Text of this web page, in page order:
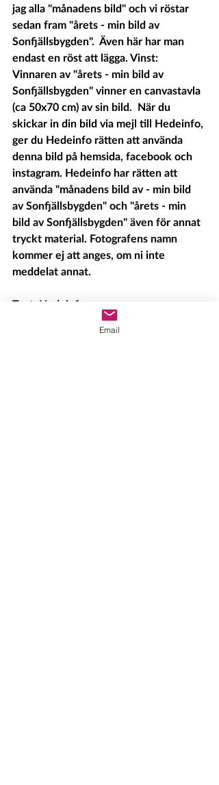
jag alla "månadens bild" och vi röstar
sedan fram "årets - min bild av
Sonfjällsbygden".  Även här har man
endast en röst att lägga. Vinst:
Vinnaren av "årets - min bild av
Sonfjällsbygden" vinner en canvastavla
(ca 50x70 cm) av sin bild.  När du
skickar in din bild via mejl till Hedeinfo,
ger du Hedeinfo rätten att använda
denna bild på hemsida, facebook och
instagram. Hedeinfo har rätten att
använda "månadens bild av - min bild
av Sonfjällsbygden" och "årets - min
bild av Sonfjällsbygden" även för annat
tryckt material. Fotografens namn
kommer ej att anges, om ni inte
meddelat annat.
Text: Hedeinfo
Email